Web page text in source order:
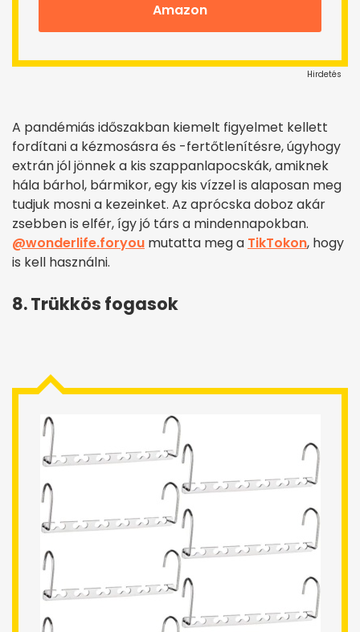
Amazon
Hirdetés
A pandémiás időszakban kiemelt figyelmet kellett
fordítani a kézmosásra és -fertőtlenítésre, úgyhogy
extrán jól jönnek a kis szappanlapocskák, amiknek
hála bárhol, bármikor, egy kis vízzel is alaposan meg
tudjuk mosni a kezeinket. Az aprócska doboz akár
zsebben is elfér, így jó társ a mindennapokban.
@wonderlife.foryou mutatta meg a TikTokon, hogy
is kell használni.
8. Trükkös fogasok